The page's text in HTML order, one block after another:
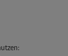
: